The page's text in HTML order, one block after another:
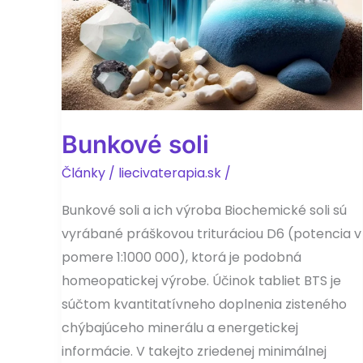
Bunkové soli
Články / liecivaterapia.sk /
Bunkové soli a ich výroba Biochemické soli sú
vyrábané práškovou trituráciou D6 (potencia v
pomere 1:1000 000), ktorá je podobná
homeopatickej výrobe. Účinok tabliet BTS je
súčtom kvantitatívneho doplnenia zisteného
chýbajúceho minerálu a energetickej
informácie. V takejto zriedenej minimálnej